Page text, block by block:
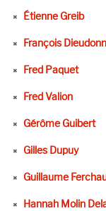
Étienne Greib
François
Fred Paquet
Fred Valion
Gérôme Guibert
Gilles Dupuy
Guillaume
Hannah Molin